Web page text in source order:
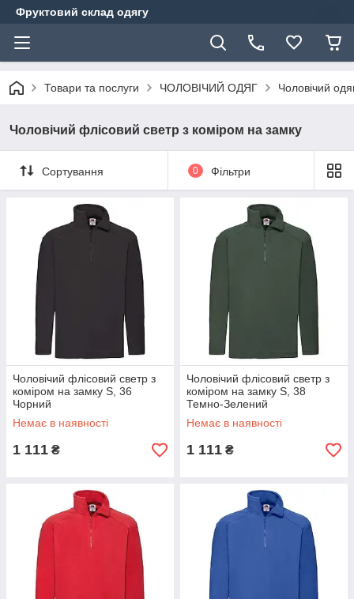
Фруктовий склад одягу
Товари та послуги ЧОЛОВІЧИЙ ОДЯГ Чоловічий
Чоловічий флісовий светр з коміром на замку
Сортування 0 Фільтри
Чоловічий флісовий светр з
коміром на замку S, 36
Чорний
Немає в наявності
1 111 ₴
Чоловічий флісовий светр з
коміром на замку S, 38
Темно-Зелений
Немає в наявності
1 111 ₴